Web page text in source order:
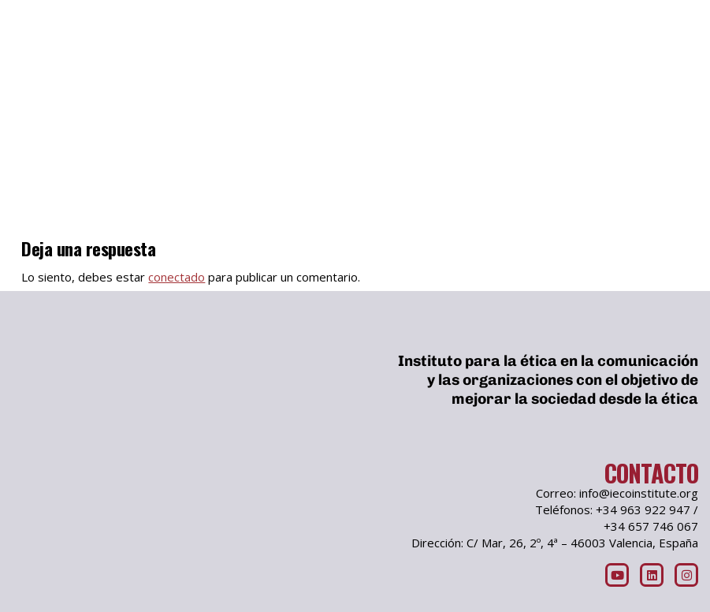
Deja una respuesta
Lo siento, debes estarconectado para publicar un comentario.
Instituto para la ética en la comunicación
y las organizaciones con el objetivo de
mejorar la sociedad desde la ética
CONTACTO
Correo: info@iecoinstitute.org
Teléfonos: +34 963 922 947 /
+34 657 746 067
Dirección: C/ Mar, 26, 2º, 4ª – 46003 Valencia, España